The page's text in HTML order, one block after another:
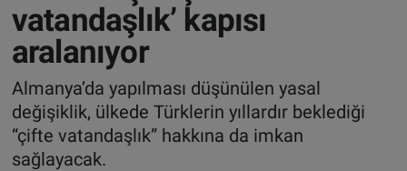
vatandaşlık’ kapısı
aralanıyor
Almanya’da yapılması düşünülen yasal
değişiklik, ülkede Türklerin yıllardır beklediği
“çifte vatandaşlık” hakkına da imkan
sağlayacak.
FRANSA
AVUSTURYA
SAĞLIK - YAŞAM
BİLİM-TEKNOLOJİ
TÜRKİYE
DÜNYA
BİLİM-TEKNOLOJİ
SAĞLIK
Süper Lig Puan Durumu ve Fikstür
Tüm Manşetler
Son Dakika Haberleri
Haber Arşivi